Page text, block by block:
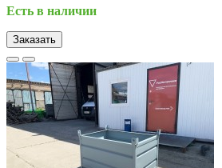
Есть в наличии
Заказать